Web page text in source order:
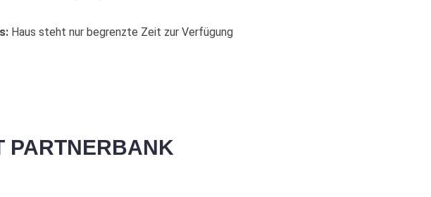
Haus steht nur begrenzte Zeit zur Verfügung
PARTNERBANK